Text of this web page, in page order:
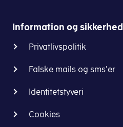
Information og sikkerhed
Privatlivspolitik
Falske mails og sms'er
Identitetstyveri
Cookies